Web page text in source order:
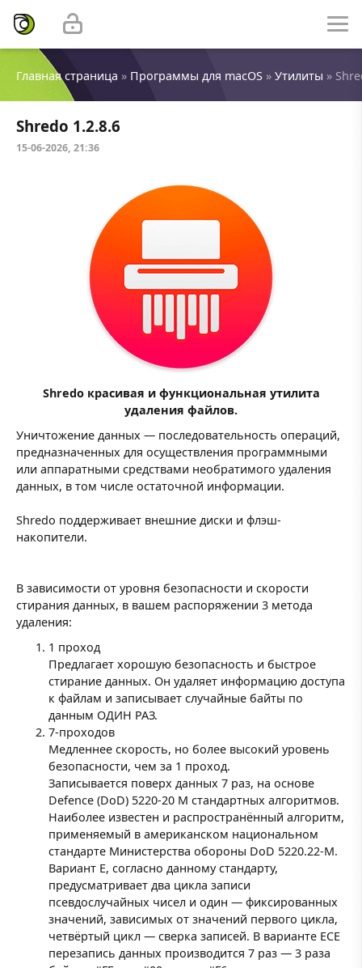
Главная страница » Программы для macOS » Утилиты »
Shredo 1.2.8.6
15-06-2026, 21:36
Shredo красивая и функциональная утилита
удаления файлов.
Уничтожение данных — последовательность операций,
предназначенных для осуществления программными
или аппаратными средствами необратимого удаления
данных, в том числе остаточной информации.
Shredo поддерживает внешние диски и флэш-
накопители.
В зависимости от уровня безопасности и скорости
стирания данных, в вашем распоряжении 3 метода
удаления:
1 проход
Предлагает хорошую безопасность и быстрое
стирание данных. Он удаляет информацию доступа
к файлам и записывает случайные байты по
данным ОДИН РАЗ.
7-проходов
Медленнее скорость, но более высокий уровень
безопасности, чем за 1 проход.
Записывается поверх данных 7 раз, на основе
Defence (DoD) 5220-20 M стандартных алгоритмов.
Наиболее известен и распространённый алгоритм,
применяемый в американском национальном
стандарте Министерства обороны DoD 5220.22-M.
Вариант E, согласно данному стандарту,
предусматривает два цикла записи
псевдослучайных чисел и один — фиксированных
значений, зависимых от значений первого цикла,
четвёртый цикл — сверка записей. В варианте ECE
перезапись данных производится 7 раз — 3 раза